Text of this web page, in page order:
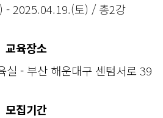
- 2025.04.19.(토) / 총2강
교육장소
실 - 부산 해운대구 센텀서로 39
모집기간